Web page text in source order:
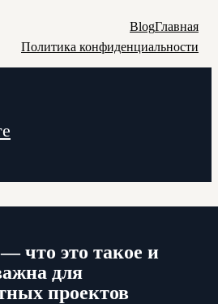
BlogГлавная
Политика конфиденциальности
что это такое и
для
проектов